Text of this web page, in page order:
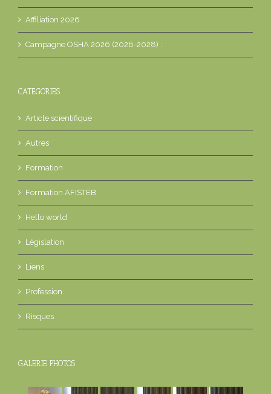
Affiliation 2026
Campagne OSHA 2026 (2026-2028) :
CATEGORIES
Article scientifique
Autres
Formation
Formation AFISTEB
Hello world
Législation
Liens
Profession
Risques
GALERIE PHOTOS